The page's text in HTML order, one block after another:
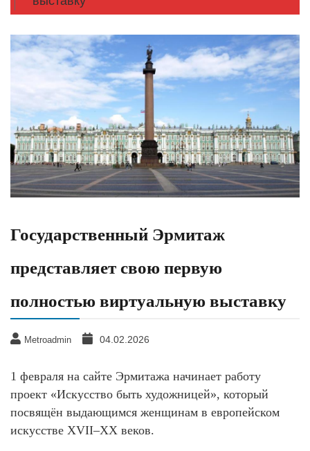
Государственный Эрмитаж
представляет свою первую
полностью виртуальную выставку
Metroadmin 04.02.2026
1 февраля на сайте Эрмитажа начинает работу
проект «Искусство быть художницей», который
посвящён выдающимся женщинам в европейском
искусстве XVII–XX веков.